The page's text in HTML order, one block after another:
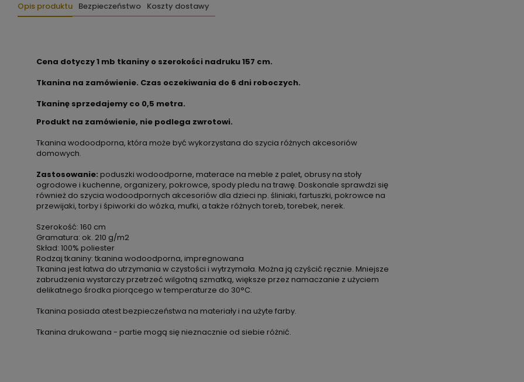
Opis produktu Bezpieczeństwo Koszty dostawy
Cena dotyczy 1 mb tkaniny o szerokości nadruku 157 cm.
Tkanina na zamówienie. Czas oczekiwania do 6 dni roboczych.
Tkaninę sprzedajemy co 0,5 metra.
Produkt na zamówienie, nie podlega zwrotowi.
Tkanina wodoodporna, która może być wykorzystana do szycia różnych akcesoriów
domowych.
Zastosowanie: poduszki wodoodporne, materace na meble z palet, obrusy na stoły
ogrodowe i kuchenne, organizery, pokrowce, spody pledu na trawę. Doskonale sprawdzi się
również do szycia wodoodpornych akcesoriów dla dzieci np. śliniaki, fartuszki, pokrowce na
przewijaki, torby i śpiworki do wózka, mufki, a także różnych toreb, torebek, nerek.
Szerokość: 160 cm
Gramatura: ok. 210 g/m2
Skład: 100% poliester
Rodzaj tkaniny: tkanina wodoodporna, impregnowana
Tkanina jest łatwa do utrzymania w czystości i wytrzymała. Można ją czyścić ręcznie. Mniejsze
zabrudzenia wystarczy przetrzeć wilgotną szmatką, większe przez namaczanie z użyciem
delikatnego środka piorącego w temperaturze do 30°C.
Tkanina posiada atest bezpieczeństwa na materiały i na użyte farby.
Tkanina drukowana - partie mogą się nieznacznie od siebie różnić.